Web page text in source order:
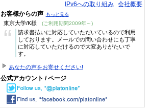
IPv6への取り組み 会社概要
お客様からの声 もっと見る
東京大学/K様 (ご利用期間2009年～)
“
請求書払いに対応していただいているので利用
しております。メールでの問い合わせにも丁寧
に対応していただけるので大変ありがたいで
す。
あなたの声をお寄せください!
公式アカウント / ページ